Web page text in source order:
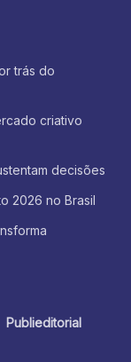
trás do
criativo
decisões
2026 no Brasil
Publieditorial